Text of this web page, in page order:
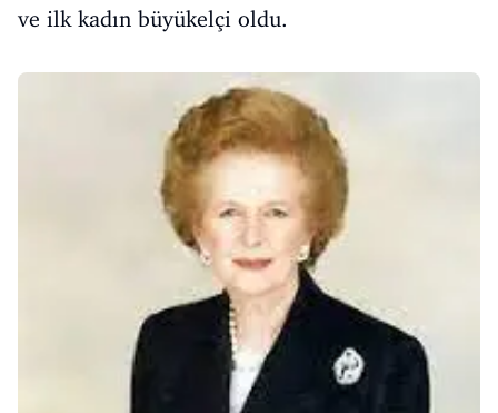
ve ilk kadın büyükelçi oldu.